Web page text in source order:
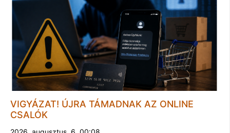
VIGYÁZAT! ÚJRA TÁMADNAK AZ ONLINE
CSALÓK